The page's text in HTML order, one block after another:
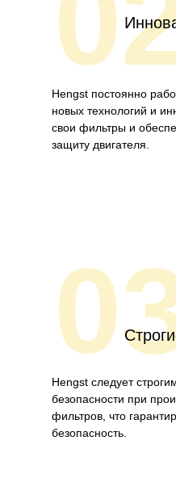
Hengst постоянно
новых технологий и
свои фильтры и
защиту двигателя.
Hengst следует
безопасности при
фильтров, что
безопасность.